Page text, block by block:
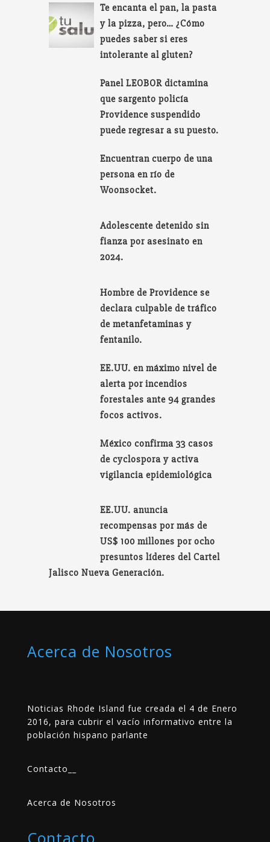
Te encanta el pan, la pasta
y la pizza, pero… ¿Cómo
puedes saber si eres
intolerante al gluten?
Panel LEOBOR dictamina
que sargento policía
Providence suspendido
puede regresar a su puesto.
Encuentran cuerpo de una
persona en río de
Woonsocket.
Adolescente detenido sin
fianza por asesinato en
2024.
Hombre de Providence se
declara culpable de tráfico
de metanfetaminas y
fentanilo.
EE.UU. en máximo nivel de
alerta por incendios
forestales ante 94 grandes
focos activos.
México confirma 33 casos
de cyclospora y activa
vigilancia epidemiológica
EE.UU. anuncia
recompensas por más de
US$ 100 millones por ocho
presuntos líderes del Cartel
Jalisco Nueva Generación.
Acerca de Nosotros
Noticias Rhode Island fue creada el 4 de Enero
2016, para cubrir el vacío informativo entre la
población hispano parlante
Contacto
Acerca de Nosotros